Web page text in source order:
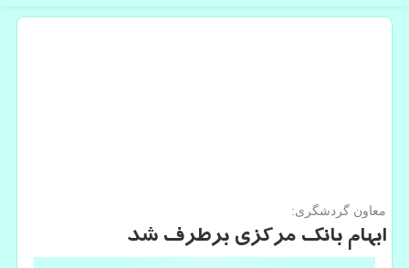
معاون گردشگری:
ابهام بانك مركزی برطرف شد